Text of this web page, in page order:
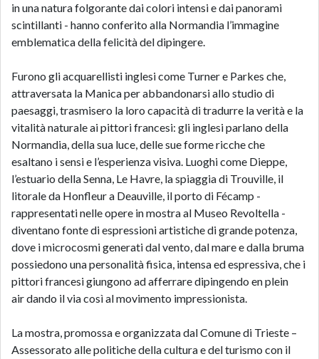
in una natura folgorante dai colori intensi e dai panorami
scintillanti - hanno conferito alla Normandia l’immagine
emblematica della felicità del dipingere.
Furono gli acquarellisti inglesi come Turner e Parkes che,
attraversata la Manica per abbandonarsi allo studio di
paesaggi, trasmisero la loro capacità di tradurre la verità e la
vitalità naturale ai pittori francesi: gli inglesi parlano della
Normandia, della sua luce, delle sue forme ricche che
esaltano i sensi e l’esperienza visiva. Luoghi come Dieppe,
l’estuario della Senna, Le Havre, la spiaggia di Trouville, il
litorale da Honfleur a Deauville, il porto di Fécamp -
rappresentati nelle opere in mostra al Museo Revoltella -
diventano fonte di espressioni artistiche di grande potenza,
dove i microcosmi generati dal vento, dal mare e dalla bruma
possiedono una personalità fisica, intensa ed espressiva, che i
pittori francesi giungono ad afferrare dipingendo en plein
airdando il via così al movimento impressionista.
La mostra, promossa e organizzata dalComune di Trieste –
Assessorato alle politiche della cultura e del turismo con il